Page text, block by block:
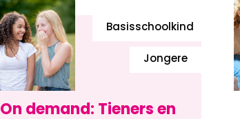
On demand: Tieners en
Basisschoolkind
Jongere